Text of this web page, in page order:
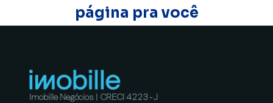
página pra você
Imobille Negócios | CRECI 4223-J